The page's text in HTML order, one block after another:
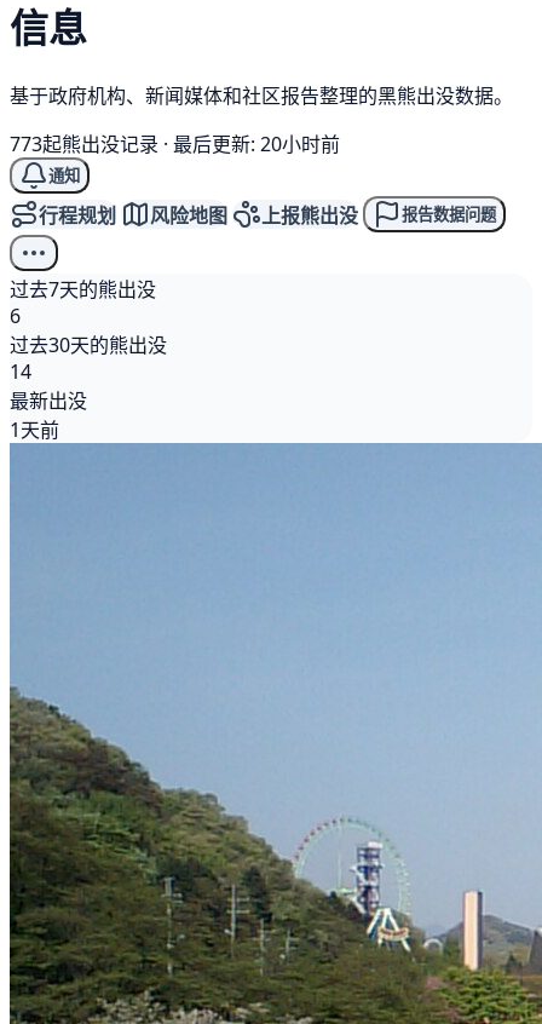
信息
基于政府机构、新闻媒体和社区报告整理的黑熊出没数据。
773起熊出没记录 · 最后更新: 20小时前
通知
行程规划 风险地图 上报熊出没 报告数据问题
过去7天的熊出没
6
过去30天的熊出没
14
最新出没
1天前